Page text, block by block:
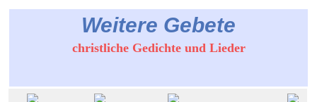
Weitere Gebete
christliche Gedichte und Lieder